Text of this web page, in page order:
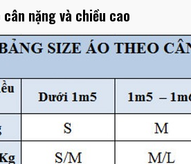
nặng và chiều cao